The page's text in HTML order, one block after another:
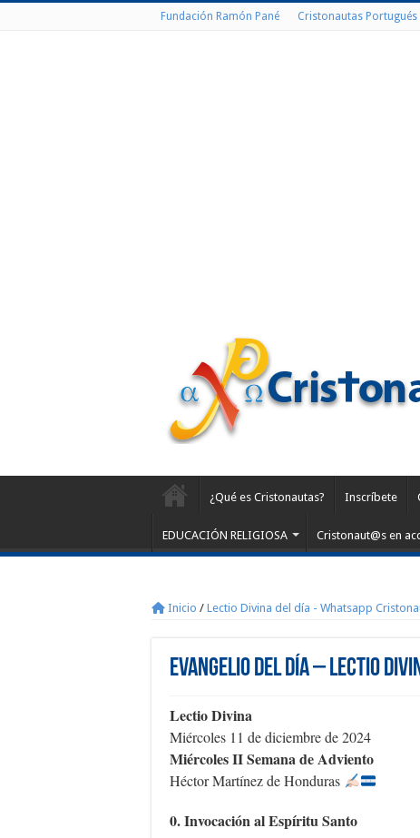
Fundación Ramón Pané Cristonautas Portugués
¿Qué es Cristonautas? Inscríbete
EDUCACIÓN RELIGIOSA Cristonaut@s en
Inicio / Lectio Divina del día - Whatsapp
Evangelio del día – Lectio
Lectio Divina
Miércoles 11 de diciembre de 2024
Miércoles II Semana de Adviento
Héctor Martínez de Honduras
0. Invocación al Espíritu Santo